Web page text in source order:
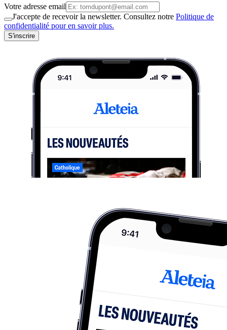
Votre adresse email
J'accepte de recevoir la newsletter. Consultez notre Politique de
confidentialité pour en savoir plus.
S'inscrire